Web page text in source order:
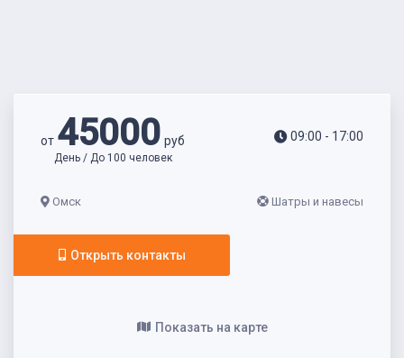
от 45000руб
День / До 100 человек
09:00 - 17:00
Омск Шатры и навесы
Открыть контакты
Показать на карте